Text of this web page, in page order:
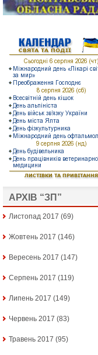
АРХІВ “ЗП”
Листопад 2017 (69)
Жовтень 2017 (146)
Вересень 2017 (147)
Серпень 2017 (119)
Липень 2017 (149)
Червень 2017 (83)
Травень 2017 (95)